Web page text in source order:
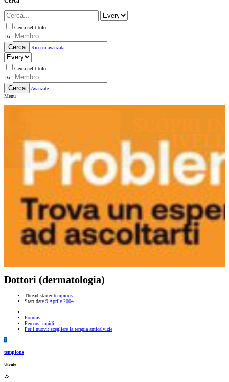
Cerca nel titolo
Da:
Cerca Ricerca avanzata...
Cerca nel titolo
Da:
Cerca
Avanzate...
Menu
Dottori (dermatologia)
Thread starter tempions
Start date 9 Aprile 2004
Forums
Percorsi rapidi
Per i nuovi: scegliere la terapia anticalvizie
T
tempions
Utente